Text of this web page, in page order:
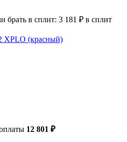
брать в сплит: 3 181 ₽ в сплит
XPLO (красный)
12 801 ₽